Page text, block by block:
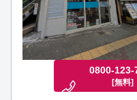
0800-123-
[無料]